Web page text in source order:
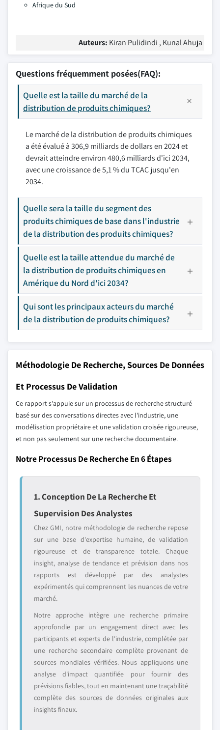
Afrique du Sud
Auteurs: Kiran Pulidindi , Kunal Ahuja
Questions fréquemment posées(FAQ):
Quelle est la taille du marché de la
distribution de produits chimiques?
Le marché de la distribution de produits chimiques
a été évalué à 306,9 milliards de dollars en 2024 et
devrait atteindre environ 480,6 milliards d'ici 2034,
avec une croissance de 5,1 % du TCAC jusqu'en
2034.
Quelle sera la taille du segment des
produits chimiques de base dans l'industrie
de la distribution des produits chimiques?
Quelle est la taille attendue du marché de
la distribution de produits chimiques en
Amérique du Nord d'ici 2034?
Qui sont les principaux acteurs du marché
de la distribution de produits chimiques?
Méthodologie De Recherche, Sources De Données
Et Processus De Validation
Ce rapport s'appuie sur un processus de recherche structuré
basé sur des conversations directes avec l'industrie, une
modélisation propriétaire et une validation croisée rigoureuse,
et non pas seulement sur une recherche documentaire.
Notre Processus De Recherche En 6 Étapes
1. Conception De La Recherche Et
Supervision Des Analystes
Chez GMI, notre méthodologie de recherche repose
sur une base d'expertise humaine, de validation
rigoureuse et de transparence totale. Chaque
insight, analyse de tendance et prévision dans nos
rapports est développé par des analystes
expérimentés qui comprennent les nuances de votre
marché.
Notre approche intègre une recherche primaire
approfondie par un engagement direct avec les
participants et experts de l'industrie, complétée par
une recherche secondaire complète provenant de
sources mondiales vérifiées. Nous appliquons une
analyse d'impact quantifiée pour fournir des
prévisions fiables, tout en maintenant une traçabilité
complète des sources de données originales aux
insights finaux.